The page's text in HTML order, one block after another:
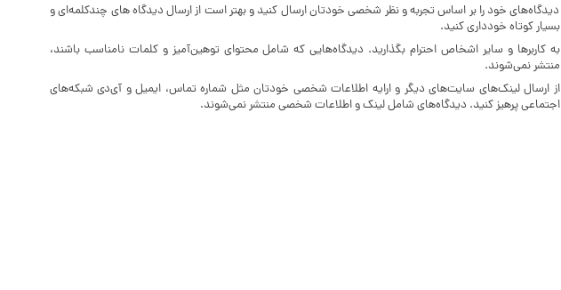
دیدگاه‌های خود را بر اساس تجربه و نظر شخصی خودتان ارسال کنید و بهتر است از ارسال دیدگاه های چندکلمه‌‌ای و
بسیار کوتاه خودداری کنید.
به کاربرها و سایر اشخاص احترام بگذارید. دیدگاه‌هایی که شامل محتوای توهین‌آمیز و کلمات نامناسب باشند،
منتشر نمی‌شوند.
از ارسال لینک‌های سایت‌های دیگر و ارایه اطلاعات شخصی خودتان مثل شماره تماس، ایمیل و آی‌دی شبکه‌های
اجتماعی پرهیز کنید. دیدگاه‌های شامل لینک و اطلاعات شخصی منتشر نمی‌شوند.